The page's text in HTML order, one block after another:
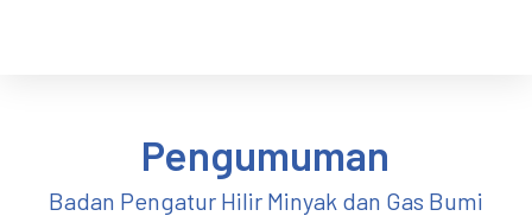
Pengumuman
Badan Pengatur Hilir Minyak dan Gas Bumi